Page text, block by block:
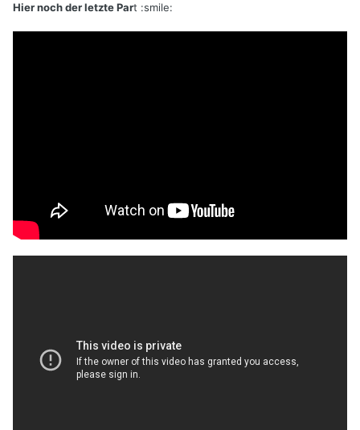
Hier noch der letzte Part :smile: